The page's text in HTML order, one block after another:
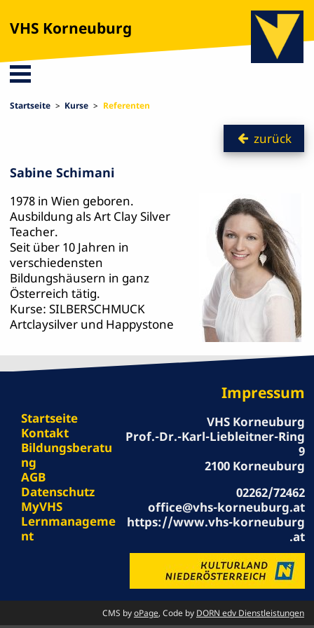
VHS Korneuburg
Startseite Kurse Referenten
zurück
Sabine Schimani
1978 in Wien geboren.
Ausbildung als Art Clay Silver
Teacher.
Seit über 10 Jahren in
verschiedensten
Bildungshäusern in ganz
Österreich tätig.
Kurse: SILBERSCHMUCK
Artclaysilver und Happystone
Startseite
Kontakt
Bildungsberatu
ng
AGB
Datenschutz
MyVHS
Lernmanageme
nt
Impressum
VHS Korneuburg
Prof.-Dr.-Karl-Liebleitner-Ring
9
2100 Korneuburg
02262/72462
office@vhs-korneuburg.at
https://www.vhs-korneuburg
.at
CMS byoPage, Code by DORN edv Dienstleistungen